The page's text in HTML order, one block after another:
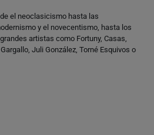
el neoclasicismo hasta las
y el novecentismo, hasta los
artistas como Fortuny, Casas,
Juli González, Torné Esquivos o